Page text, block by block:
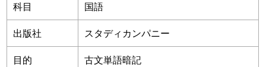
科目 国語
出版社 スタディカンパニー
目的 古文単語暗記